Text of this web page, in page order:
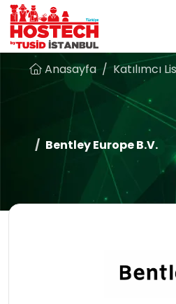
Anasayfa Katılımcı
Bentley Europe B.V.